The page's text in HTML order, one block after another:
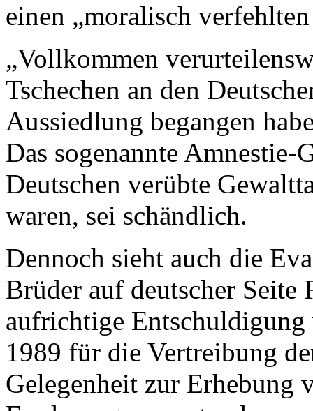
einen „moralisch
„Vollkommen
Tschechen an den
Aussiedlung begangen
Das sogenannte
Deutschen verübte
waren, sei schändlich.
Dennoch sieht auch die
Brüder auf deutscher
aufrichtige Entschuldigung
1989 für die Vertreibung
Gelegenheit zur Erhebung